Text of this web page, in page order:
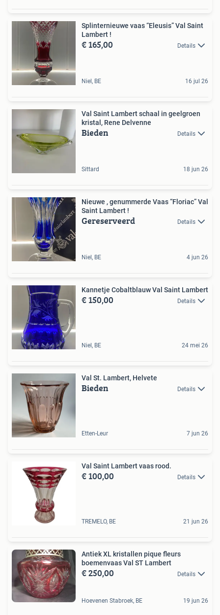
Splinternieuwe vaas “Eleusis” Val Saint
Lambert !
€ 165,00 Details
Niel, BE 16 jul 26
Val Saint Lambert schaal in geelgroen
kristal, Rene Delvenne
Bieden Details
Sittard 18 jun 26
Nieuwe , genummerde Vaas “Floriac” Val
Saint Lambert !
Gereserveerd Details
Niel, BE 4 jun 26
Kannetje Cobaltblauw Val Saint Lambert
€ 150,00 Details
Niel, BE 24 mei 26
Val St. Lambert, Helvete
Bieden Details
Etten-Leur 7 jun 26
Val Saint Lambert vaas rood.
€ 100,00 Details
TREMELO, BE 21 jun 26
Antiek XL kristallen pique fleurs
boemenvaas Val ST Lambert
€ 250,00 Details
Hoevenen Stabroek, BE 19 jun 26